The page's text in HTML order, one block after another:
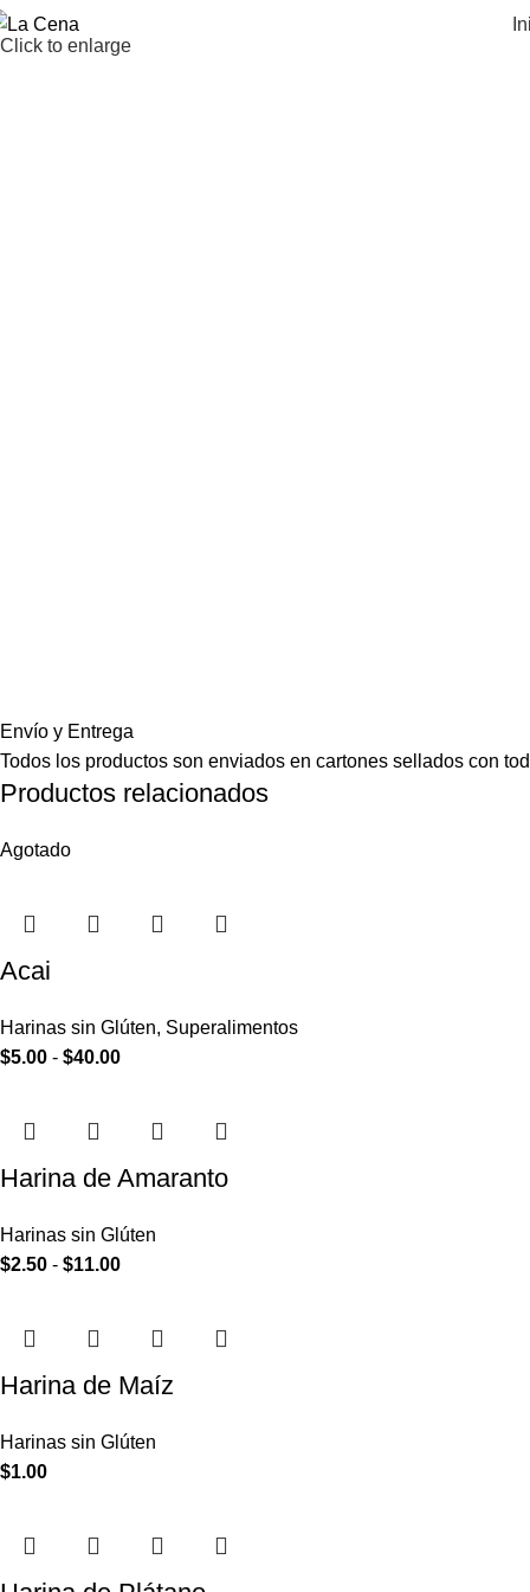
Click to enlarge
Envío y Entrega
Todos los productos son enviados en cartones sellados con
Productos relacionados
Agotado
Acai
Harinas sin Glúten, Superalimentos
$5.00 - $40.00
Harina de Amaranto
Harinas sin Glúten
$2.50 - $11.00
Harina de Maíz
Harinas sin Glúten
$1.00